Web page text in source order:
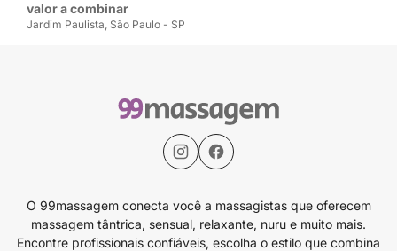
valor a combinar
Jardim Paulista, São Paulo - SP
O 99massagem conecta você a massagistas que oferecem
massagem tântrica, sensual, relaxante, nuru e muito mais.
Encontre profissionais confiáveis, escolha o estilo que combina